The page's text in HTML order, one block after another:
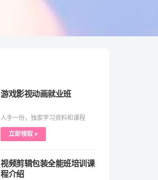
游戏影视动画就业班
人手一份，独家学习资料和课程
立即领取 >
视频剪辑包装全能班培训课
程介绍